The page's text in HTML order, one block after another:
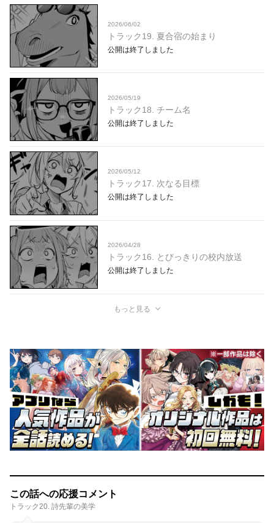
2026/06/02
トラック19. 夏合宿の始まり
公開は終了しました
2026/05/19
トラック18. チーム名
公開は終了しました
2026/05/12
トラック17. 次なる目標
公開は終了しました
2026/04/28
トラック16. とびっきりの校内放送
公開は終了しました
もっと見る
この話への応援コメント
トラック20. 詩先輩の美学